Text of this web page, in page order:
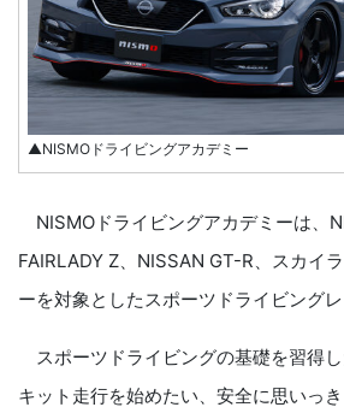
▲NISMOドライビングアカデミー
NISMOドライビングアカデミーは、
FAIRLADY Z、NISSAN GT-R、スカイ
ーを対象としたスポーツドライビングレ
スポーツドライビングの基礎を習得
キット走行を始めたい、安全に思いっ